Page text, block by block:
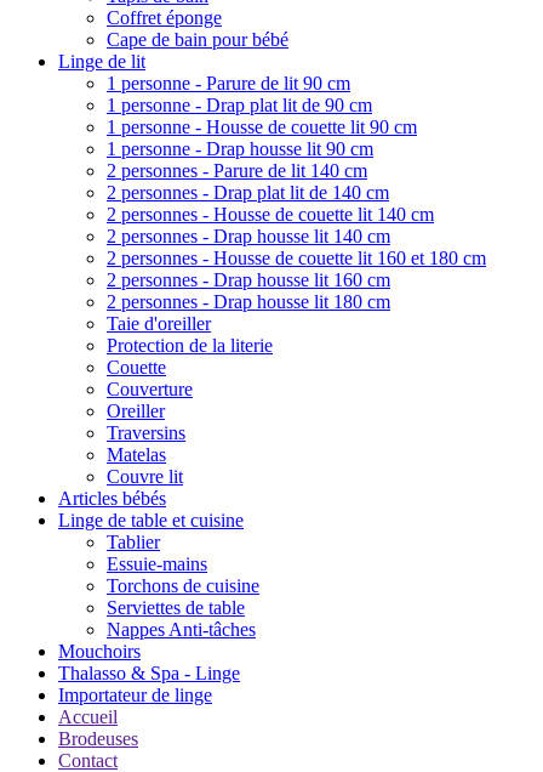
Coffret éponge
Cape de bain pour bébé
Linge de lit
1 personne - Parure de lit 90 cm
1 personne - Drap plat lit de 90 cm
1 personne - Housse de couette lit 90 cm
1 personne - Drap housse lit 90 cm
2 personnes - Parure de lit 140 cm
2 personnes - Drap plat lit de 140 cm
2 personnes - Housse de couette lit 140 cm
2 personnes - Drap housse lit 140 cm
2 personnes - Housse de couette lit 160 et 180 cm
2 personnes - Drap housse lit 160 cm
2 personnes - Drap housse lit 180 cm
Taie d'oreiller
Protection de la literie
Couette
Couverture
Oreiller
Traversins
Matelas
Couvre lit
Articles bébés
Linge de table et cuisine
Tablier
Essuie-mains
Torchons de cuisine
Serviettes de table
Nappes Anti-tâches
Mouchoirs
Thalasso & Spa - Linge
Importateur de linge
Accueil
Brodeuses
Contact